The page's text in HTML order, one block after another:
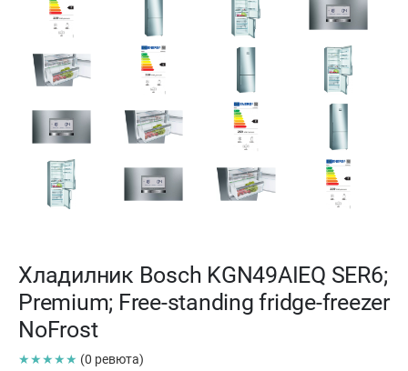
Хладилник Bosch KGN49AIEQ SER6;
Premium; Free-standing fridge-freezer
NoFrost
★★★★★ (0 ревюта)